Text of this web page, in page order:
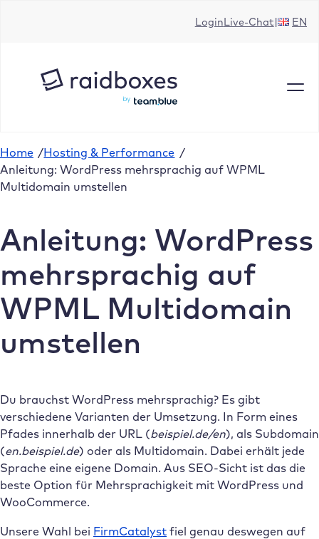
LoginLive-Chat EN
Home /Hosting & Performance /
Anleitung: WordPress mehrsprachig auf WPML
Multidomain umstellen
Anleitung: WordPress
mehrsprachig auf
WPML Multidomain
umstellen
Du brauchst WordPress mehrsprachig? Es gibt
verschiedene Varianten der Umsetzung. In Form eines
Pfades innerhalb der URL (beispiel.de/en), als Subdomain
(en.beispiel.de) oder als Multidomain. Dabei erhält jede
Sprache eine eigene Domain. Aus SEO-Sicht ist das die
beste Option für Mehrsprachigkeit mit WordPress und
WooCommerce.
Unsere Wahl bei FirmCatalyst fiel genau deswegen auf